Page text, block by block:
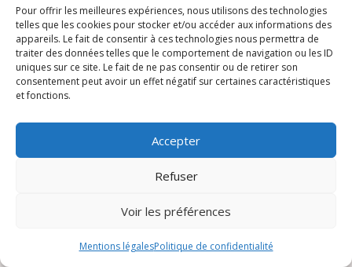
Pour offrir les meilleures expériences, nous utilisons des technologies
telles que les cookies pour stocker et/ou accéder aux informations des
appareils. Le fait de consentir à ces technologies nous permettra de
traiter des données telles que le comportement de navigation ou les ID
uniques sur ce site. Le fait de ne pas consentir ou de retirer son
consentement peut avoir un effet négatif sur certaines caractéristiques
et fonctions.
Accepter
Refuser
Voir les préférences
Mentions légalesPolitique de confidentialité
L’ABEILLE MELLOISE
Apiculteur